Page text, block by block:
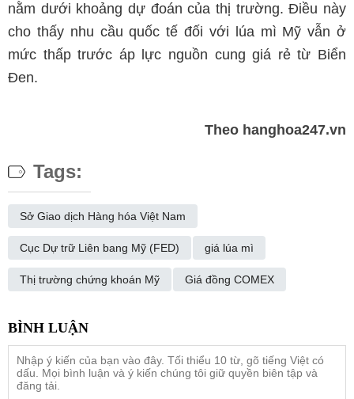
nằm dưới khoảng dự đoán của thị trường. Điều này
cho thấy nhu cầu quốc tế đối với lúa mì Mỹ vẫn ở
mức thấp trước áp lực nguồn cung giá rẻ từ Biển
Đen.
Theo hanghoa247.vn
Tags:
Sở Giao dịch Hàng hóa Việt Nam
Cục Dự trữ Liên bang Mỹ (FED) giá lúa mì
Thị trường chứng khoán Mỹ Giá đồng COMEX